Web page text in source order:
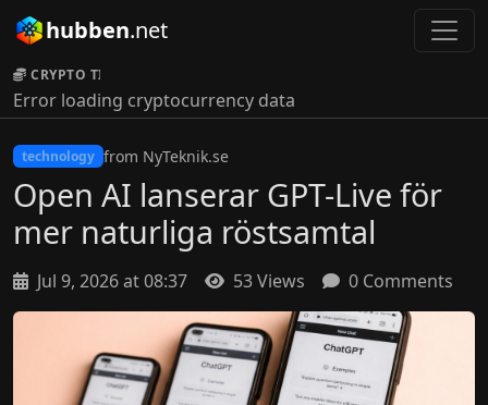
hubben.net
CRYPTO TICKER:
Error loading cryptocurrency data
technology from NyTeknik.se
Open AI lanserar GPT-Live för
mer naturliga röstsamtal
Jul 9, 2026 at 08:37 53 Views 0 Comments